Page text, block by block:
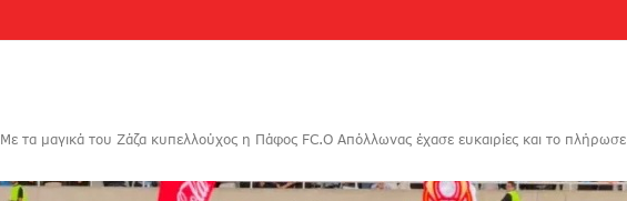
Με τα μαγικά του Ζάζα κυπελλούχος η Πάφος FC.O Απόλλωνας έχασε ευκαιρίες και το πλήρωσε